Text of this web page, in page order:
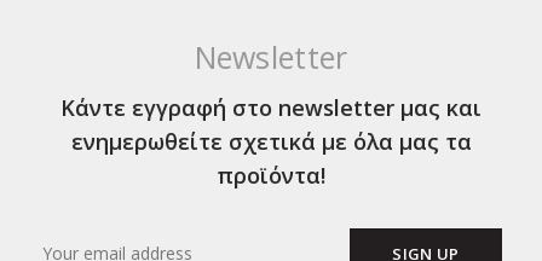
Newsletter
Κάντε εγγραφή στο newsletter μας και
ενημερωθείτε σχετικά με όλα μας τα
προϊόντα!